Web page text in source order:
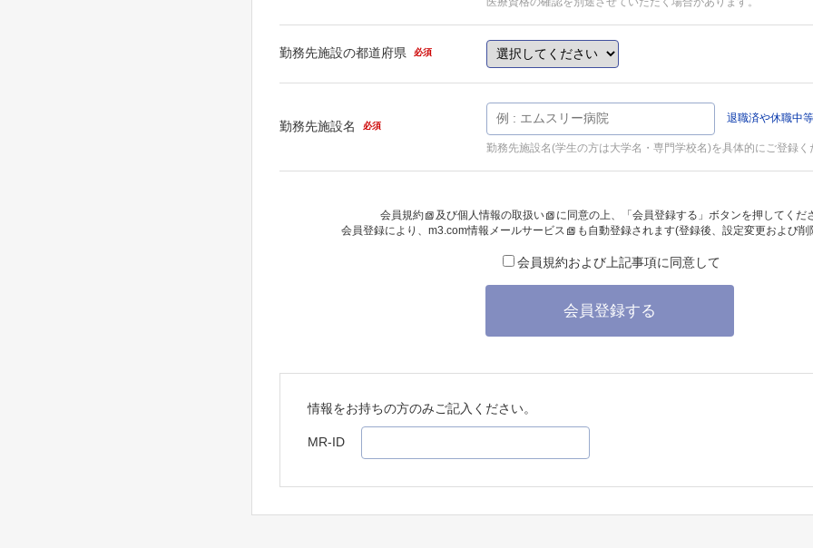
勤務先施設の都道府県 必須
勤務先施設名 必須
退職済や休職中
勤務先施設名(学生の方は大学名・専門学校名)を具体的にご登録く
会員規約 及び個人情報の取扱い
に同意の上、「会員登録する」ボタンを押してくだ
会員登録により、 m3.com情報メールサービス も自動登録されます(登録後、設定変更および
会員規約および上記事項に同意して
会員登録する
情報をお持ちの方のみご記入ください。
MR-ID